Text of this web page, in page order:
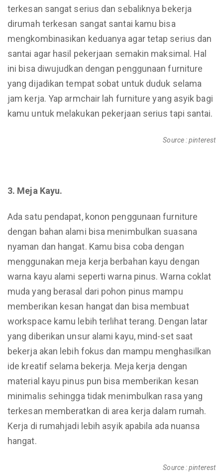
terkesan sangat serius dan sebaliknya bekerja
dirumah terkesan sangat santai kamu bisa
mengkombinasikan keduanya agar tetap serius dan
santai agar hasil pekerjaan semakin maksimal. Hal
ini bisa diwujudkan dengan penggunaan furniture
yang dijadikan tempat sobat untuk duduk selama
jam kerja. Yap armchair lah furniture yang asyik bagi
kamu untuk melakukan pekerjaan serius tapi santai.
Source : pinterest
3. Meja Kayu.
Ada satu pendapat, konon penggunaan furniture
dengan bahan alami bisa menimbulkan suasana
nyaman dan hangat. Kamu bisa coba dengan
menggunakan meja kerja berbahan kayu dengan
warna kayu alami seperti warna pinus. Warna coklat
muda yang berasal dari pohon pinus mampu
memberikan kesan hangat dan bisa membuat
workspace kamu lebih terlihat terang. Dengan latar
yang diberikan unsur alami kayu, mind-set saat
bekerja akan lebih fokus dan mampu menghasilkan
ide kreatif selama bekerja. Meja kerja dengan
material kayu pinus pun bisa memberikan kesan
minimalis sehingga tidak menimbulkan rasa yang
terkesan memberatkan di area kerja dalam rumah.
Kerja di rumahjadi lebih asyik apabila ada nuansa
hangat.
Source : pinterest